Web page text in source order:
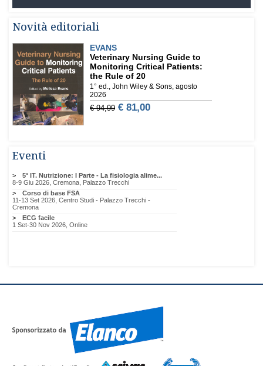
Novità editoriali
Eventi